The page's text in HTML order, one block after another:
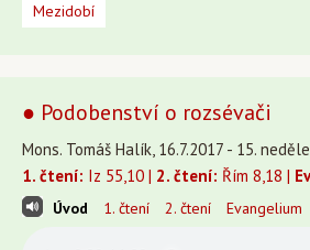
Mezidobí
● Podobenství o rozsévači
Mons. Tomáš Halík, 16.7.2017 - 15.
1. čtení: Iz 55,10 | 2. čtení: Řím 8,18 |
Úvod 1. čtení 2. čtení Evangelium